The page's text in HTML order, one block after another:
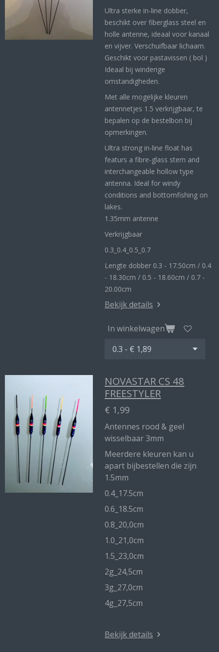
Ultra sterke in-line dobber,
beschikt over fiberglass steel en
holle antenne, ideaal voor kanaal
en vijver. Verschuifbaar lichaam.
Geschikt voor pastavissen ( bol )
Ideaal bij winderige
omstandigheden.
Met alle mogelijke kleuren
antennetjes 1.5 verkrijgbaar, te
bepalen op de bestelbon bij
opmerkingen.
Ultra strong in-line float has
featurs a fibre-glass stem and
interchangeable hollow type
antenna. Ideal for windy
conditions and bottomfishing on
lakes.
1.35mm antenne
Verkrijgbaar
0.3_ 0.4_ 0.5_0.7
Lengte dobber 0.3 - 17.50cm / 0.4
- 18.30cm / 0.5 - 18.60cm / 0.7 -
20.00cm
Bekijk details
In winkelwagen
NOVASTAR CS 48
FREESTYLER
€ 1,99
Antennes rood & geel
wisselbaar 3mm
Meerdere kleuren kan u
apart bijbestellen die zijn
1.5mm
0.4_17.5cm
0.6_18.5cm
0.8_20,0cm
1.0_21,0cm
1.5_23,0cm
2g_24,5cm
3g_27,0cm
4g_27,5cm
Bekijk details